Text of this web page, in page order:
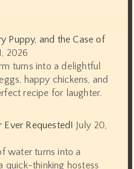
Puppy, and the Case of
2026
turns into a delightful
happy chickens, and
recipe for laughter.
Ever Requested! July 20,
water turns into a
quick-thinking hostess